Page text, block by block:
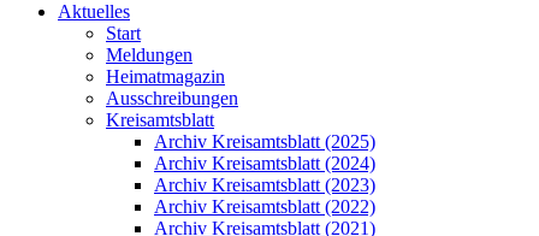
Aktuelles
Start
Meldungen
Heimatmagazin
Ausschreibungen
Kreisamtsblatt
Archiv Kreisamtsblatt (2025)
Archiv Kreisamtsblatt (2024)
Archiv Kreisamtsblatt (2023)
Archiv Kreisamtsblatt (2022)
Archiv Kreisamtsblatt (2021)